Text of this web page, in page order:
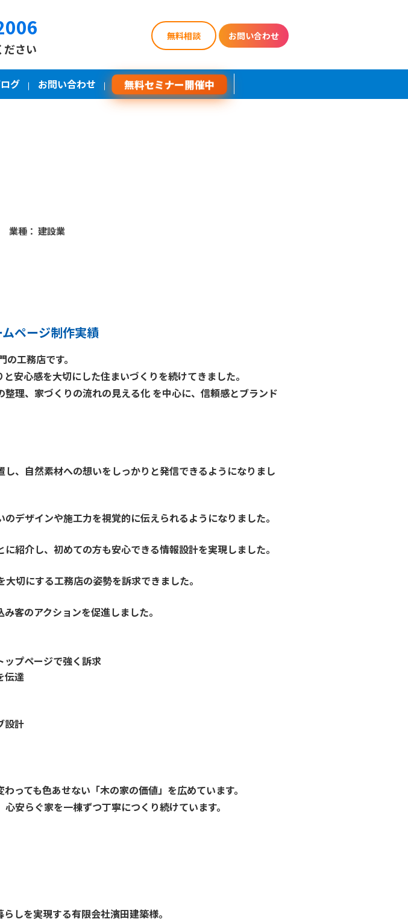
ださい
無料相談 お問い合わせ
グ お問い合わせ 無料セミナー開催中
業種： 建設業
ページ制作実績
工務店です。
安心感を大切にした住まいづくりを続けてきました。
整理、 家づくりの流れの見える化 を中心に、信頼感とブランド
、自然素材への想いをしっかりと発信できるようになりまし
デザインや施工力を視覚的に伝えられるようになりました。
紹介し、初めての方も安心できる情報設計を実現しました。
切にする工務店の姿勢を訴求できました。
客のアクションを促進しました。
ップページで強く訴求
伝達
設計
っても色あせない「木の家の価値」を広めています。
心安らぐ家を一棟ずつ丁寧につくり続けています。
らしを実現する有限会社濱田建築様。